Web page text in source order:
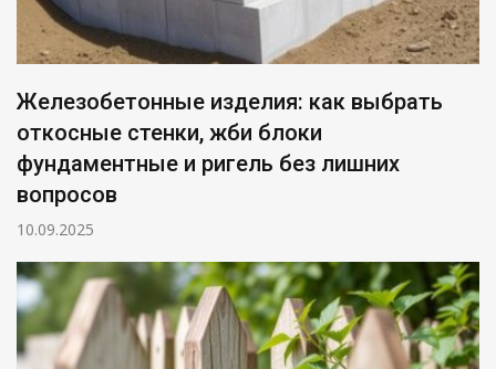
Железобетонные изделия: как выбрать
откосные стенки, жби блоки
фундаментные и ригель без лишних
вопросов
10.09.2025